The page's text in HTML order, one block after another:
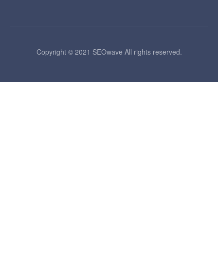
Copyright © 2021 SEOwave All rights reserved.